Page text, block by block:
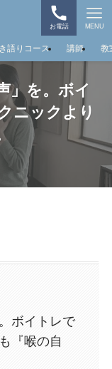
お電話 MENU
語りコース 講師 教
」を。ボイ
ニックより
ボイトレで
『喉の自